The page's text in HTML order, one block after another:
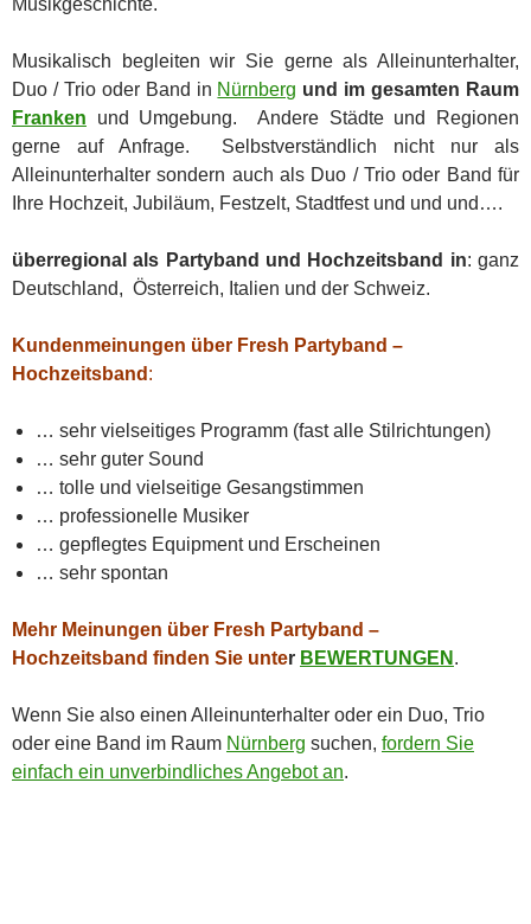
Musikgeschichte.
Musikalisch begleiten wir Sie gerne als Alleinunterhalter,
Duo / Trio oder Band in Nürnberg und im gesamten Raum
Franken und Umgebung. Andere Städte und Regionen
gerne auf Anfrage. Selbstverständlich nicht nur als
Alleinunterhalter sondern auch als Duo / Trio oder Band für
Ihre Hochzeit, Jubiläum, Festzelt, Stadtfest und und und….
überregional als Partyband und Hochzeitsband in: ganz
Deutschland, Österreich, Italien und der Schweiz.
Kundenmeinungen über Fresh Partyband –
Hochzeitsband :
… sehr vielseitiges Programm (fast alle Stilrichtungen)
… sehr guter Sound
… tolle und vielseitige Gesangstimmen
… professionelle Musiker
… gepflegtes Equipment und Erscheinen
… sehr spontan
Mehr Meinungen über Fresh Partyband –
Hochzeitsband finden Sie unter BEWERTUNGEN .
Wenn Sie also einen Alleinunterhalter oder ein Duo, Trio
oder eine Band im Raum Nürnberg suchen, fordern Sie
einfach ein unverbindliches Angebot an.